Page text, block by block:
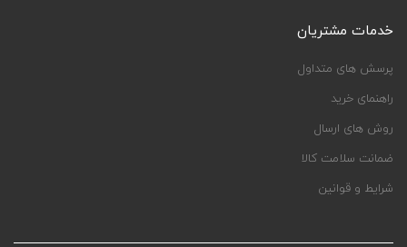
خدمات مشتریان
پرسش های متداول
راهنمای خرید
روش های ارسال
ضمانت سلامت کالا
شرایط و قوانین